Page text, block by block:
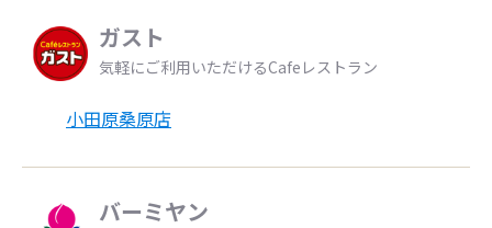
ガスト
気軽にご利用いただけるCafeレストラン
小田原桑原店
バーミヤン